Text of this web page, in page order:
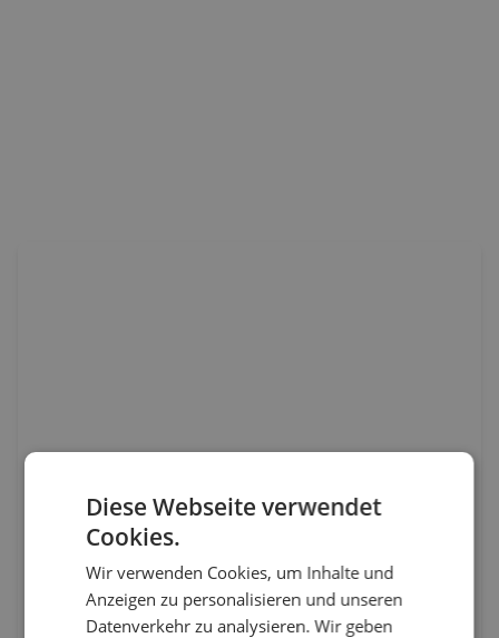
Diese Webseite verwendet
Cookies.
Wir verwenden Cookies, um Inhalte und
Anzeigen zu personalisieren und unseren
Datenverkehr zu analysieren. Wir geben